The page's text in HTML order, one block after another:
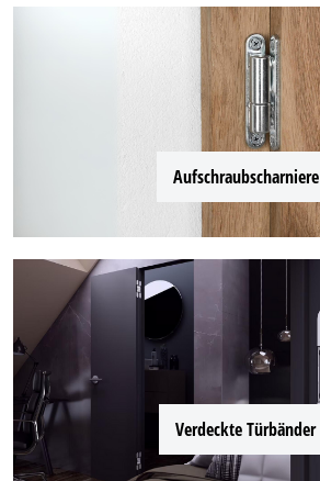
Aufschraubscharniere
Verdeckte Türbänder